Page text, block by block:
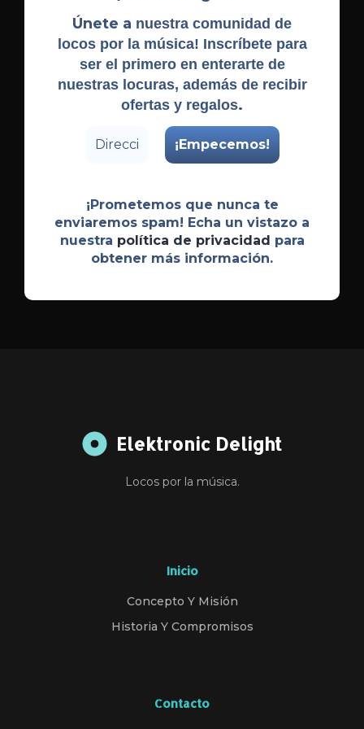
Únete a nuestra comunidad de
locos por la música! Inscríbete para
ser el primero en enterarte de
nuestras locuras, además de recibir
ofertas y regalos.
¡Prometemos que nunca te
enviaremos spam! Echa un vistazo a
nuestra política de privacidad para
obtener más información.
Elektronic Delight
Locos por la música.
Inicio
Concepto Y Misión
Historia Y Compromisos
Contacto